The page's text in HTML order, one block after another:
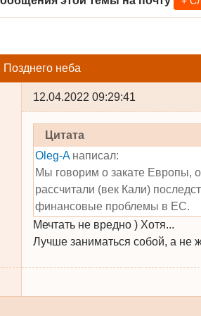
неба
12.04.2022 09:29:41
Цитата
Oleg-Aнаписал:
Мы говорим о закате Европы,
рассчитали (век Кали)
финансовые проблемы в ЕС.
Мечтать не вредно ) Хотя...
Лучше заниматься собой, а не